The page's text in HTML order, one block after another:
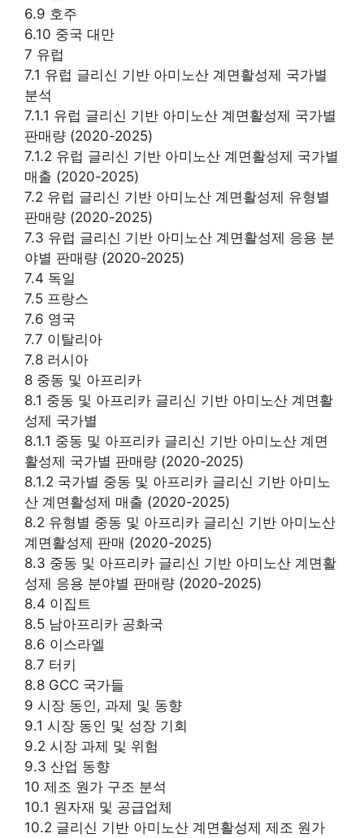
6.9 호주
6.10 중국 대만
7 유럽
7.1 유럽 글리신 기반 아미노산 계면활성제 국가별
분석
7.1.1 유럽 글리신 기반 아미노산 계면활성제 국가별
판매량 (2020-2025)
7.1.2 유럽 글리신 기반 아미노산 계면활성제 국가별
매출 (2020-2025)
7.2 유럽 글리신 기반 아미노산 계면활성제 유형별
판매량 (2020-2025)
7.3 유럽 글리신 기반 아미노산 계면활성제 응용 분
야별 판매량 (2020-2025)
7.4 독일
7.5 프랑스
7.6 영국
7.7 이탈리아
7.8 러시아
8 중동 및 아프리카
8.1 중동 및 아프리카 글리신 기반 아미노산 계면활
성제 국가별
8.1.1 중동 및 아프리카 글리신 기반 아미노산 계면
활성제 국가별 판매량 (2020-2025)
8.1.2 국가별 중동 및 아프리카 글리신 기반 아미노
산 계면활성제 매출 (2020-2025)
8.2 유형별 중동 및 아프리카 글리신 기반 아미노산
계면활성제 판매 (2020-2025)
8.3 중동 및 아프리카 글리신 기반 아미노산 계면활
성제 응용 분야별 판매량 (2020-2025)
8.4 이집트
8.5 남아프리카 공화국
8.6 이스라엘
8.7 터키
8.8 GCC 국가들
9 시장 동인, 과제 및 동향
9.1 시장 동인 및 성장 기회
9.2 시장 과제 및 위험
9.3 산업 동향
10 제조 원가 구조 분석
10.1 원자재 및 공급업체
10.2 글리신 기반 아미노산 계면활성제 제조 원가